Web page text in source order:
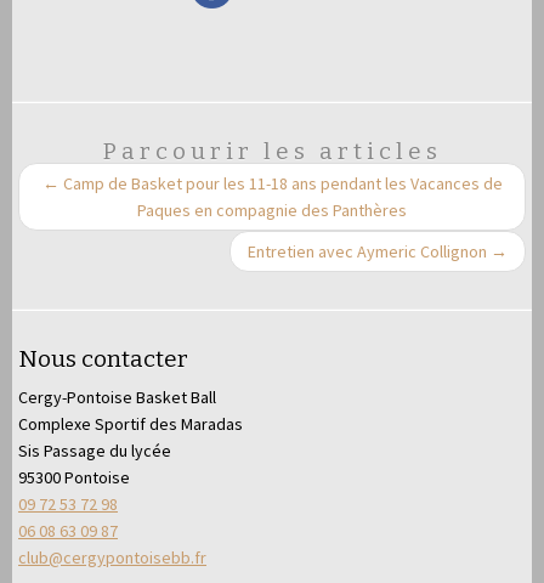
Parcourir les articles
← Camp de Basket pour les 11-18 ans pendant les Vacances de
Paques en compagnie des Panthères
Entretien avec Aymeric Collignon →
Nous contacter
Cergy-Pontoise Basket Ball
Complexe Sportif des Maradas
Sis Passage du lycée
95300 Pontoise
09 72 53 72 98
06 08 63 09 87
club@cergypontoisebb.fr